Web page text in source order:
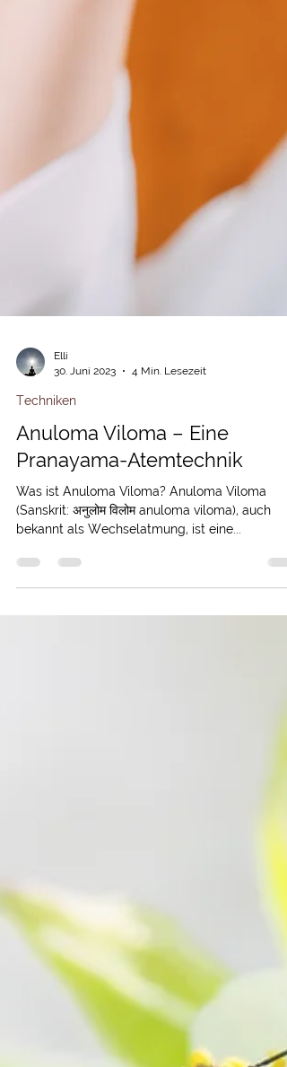
30. Juni 2023
Techniken
Anuloma Viloma – Eine
Pranayama-Atemtechnik
Was ist Anuloma Viloma? Anuloma Viloma
(Sanskrit: अनुलोम विलोम anuloma viloma), auch
bekannt als Wechselatmung, ist eine...